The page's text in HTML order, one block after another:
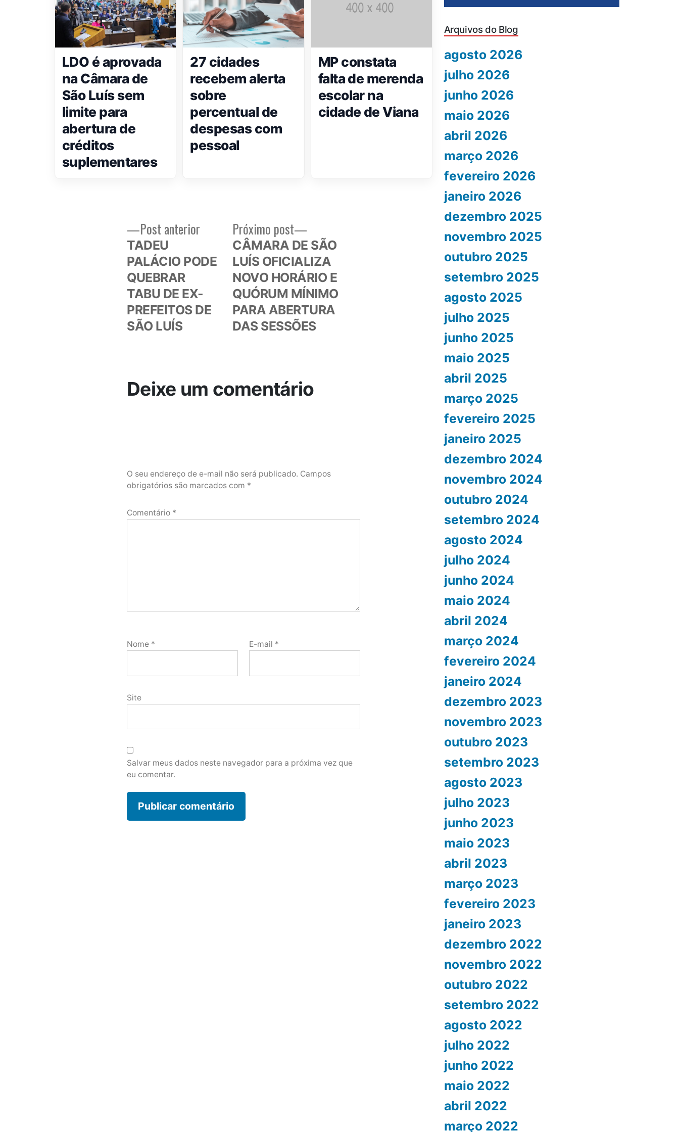
LDO é aprovada
na Câmara de
São Luís sem
limite para
abertura de
créditos
suplementares
27 cidades
recebem alerta
sobre
percentual de
despesas com
pessoal
MP constata
falta de merenda
escolar na
cidade de Viana
Navegação
Post anterior
anterior:
TADEU
PALÁCIO PODE
QUEBRAR
TABU DE EX-
PREFEITOS DE
SÃO LUÍS
Próximo post
post:
CÂMARA DE SÃO
LUÍS OFICIALIZA
NOVO HORÁRIO E
QUÓRUM MÍNIMO
PARA ABERTURA
DAS SESSÕES
Deixe um comentário
O seu endereço de e-mail não será publicado. Campos
obrigatórios são marcados com *
Comentário *
Nome * E-mail *
Site
Salvar meus dados neste navegador para a próxima vez que
eu comentar.
Arquivos do Blog
agosto 2026
julho 2026
junho 2026
maio 2026
abril 2026
março 2026
fevereiro 2026
janeiro 2026
dezembro 2025
novembro 2025
outubro 2025
setembro 2025
agosto 2025
julho 2025
junho 2025
maio 2025
abril 2025
março 2025
fevereiro 2025
janeiro 2025
dezembro 2024
novembro 2024
outubro 2024
setembro 2024
agosto 2024
julho 2024
junho 2024
maio 2024
abril 2024
março 2024
fevereiro 2024
janeiro 2024
dezembro 2023
novembro 2023
outubro 2023
setembro 2023
agosto 2023
julho 2023
junho 2023
maio 2023
abril 2023
março 2023
fevereiro 2023
janeiro 2023
dezembro 2022
novembro 2022
outubro 2022
setembro 2022
agosto 2022
julho 2022
junho 2022
maio 2022
abril 2022
março 2022